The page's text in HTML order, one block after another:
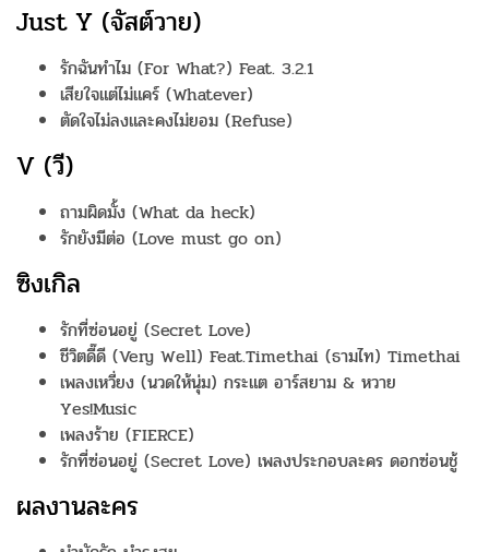
Just Y (จัสต์วาย)
รักฉันทำไม (For What?) Feat. 3.2.1
เสียใจแต่ไม่แคร์ (Whatever)
ตัดใจไม่ลงและคงไม่ยอม (Refuse)
V (วี)
ถามผิดมั้ง (What da heck)
รักยังมีต่อ (Love must go on)
ซิงเกิล
รักที่ซ่อนอยู่ (Secret Love)
ชีวิตดี๊ดี (Very Well) Feat.Timethai (ธามไท) Timethai
เพลงเหวี่ยง (นวดให้นุ่ม) กระแต อาร์สยาม & หวาย
Yes!Music
เพลงร้าย (FIERCE)
รักที่ซ่อนอยู่ (Secret Love) เพลงประกอบละคร ดอกซ่อนชู้
ผลงานละคร